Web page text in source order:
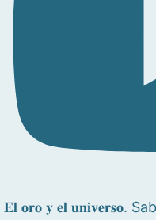
𝐄𝐥 𝐨𝐫𝐨 𝐲 𝐞𝐥 𝐮𝐧𝐢𝐯𝐞𝐫𝐬𝐨.